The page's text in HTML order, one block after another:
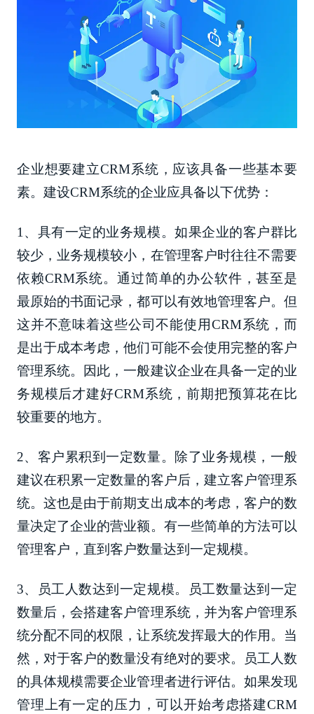
企业想要建立CRM系统，应该具备一些基本要
素。建设CRM系统的企业应具备以下优势：
1、具有一定的业务规模。如果企业的客户群比
较少，业务规模较小，在管理客户时往往不需要
依赖CRM系统。通过简单的办公软件，甚至是
最原始的书面记录，都可以有效地管理客户。但
这并不意味着这些公司不能使用CRM系统，而
是出于成本考虑，他们可能不会使用完整的客户
管理系统。因此，一般建议企业在具备一定的业
务规模后才建好CRM系统，前期把预算花在比
较重要的地方。
2、客户累积到一定数量。除了业务规模，一般
建议在积累一定数量的客户后，建立客户管理系
统。这也是由于前期支出成本的考虑，客户的数
量决定了企业的营业额。有一些简单的方法可以
管理客户，直到客户数量达到一定规模。
3、员工人数达到一定规模。员工数量达到一定
数量后，会搭建客户管理系统，并为客户管理系
统分配不同的权限，让系统发挥最大的作用。当
然，对于客户的数量没有绝对的要求。员工人数
的具体规模需要企业管理者进行评估。如果发现
管理上有一定的压力，可以开始考虑搭建CRM